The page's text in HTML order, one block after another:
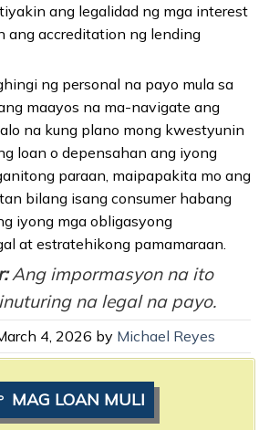
ang legalidad ng mga interest
ang accreditation ng lending
ng personal na payo mula sa
maayos na ma-navigate ang
na kung plano mong kwestyunin
loan o depensahan ang iyong
paraan, maipapakita mo ang
bilang isang consumer habang
iyong mga obligasyong
at estratehikong pamamaraan.
Ang impormasyon na ito
na legal na payo.
4, 2026 by Michael Reyes
MAG LOAN MULI